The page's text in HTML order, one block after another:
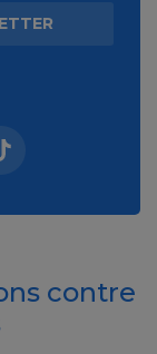
fenêtre)
(nouvelle
Tiktok (nouvelle
contre